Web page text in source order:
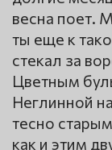
весна поет.
ты еще к
стекал за
Цветным
Неглинной
тесно
как и этим